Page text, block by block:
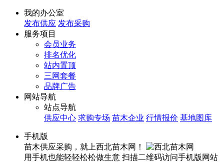
我的办公室
发布供应 发布采购
服务项目
会员业务
排名优化
站内置顶
三网套餐
品牌广告
网站导航
站点导航
供应中心 求购专场 苗木企业 行情报价 基地图库
手机版
苗木供应采购，就上西北苗木网！
用手机也能轻轻松松做生意 扫描二维码访问手机版网站